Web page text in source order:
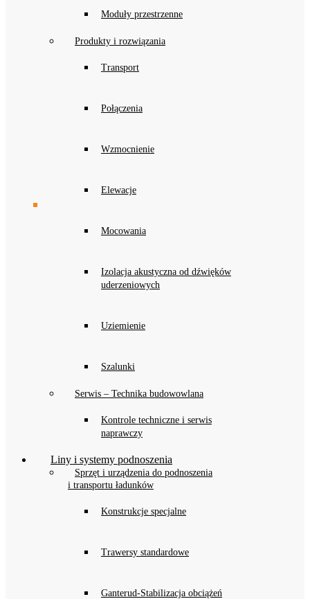
Moduły przestrzenne
Produkty i rozwiązania
Transport
Połączenia
Wzmocnienie
Elewacje
Mocowania
Izolacja akustyczna od dźwięków
uderzeniowych
Uziemienie
Szalunki
Serwis – Technika budowowlana
Kontrole techniczne i serwis
naprawczy
Liny i systemy podnoszenia
Sprzęt i urządzenia do podnoszenia
i transportu ładunków
Konstrukcje specjalne
Trawersy standardowe
Ganterud-Stabilizacja obciążeń